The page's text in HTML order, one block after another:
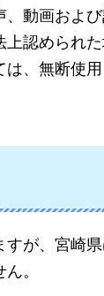
動画およ
認められ
、無断使
が、宮崎
。